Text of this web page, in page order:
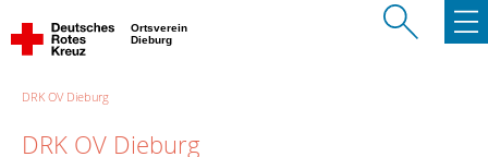
Ortsverein
Dieburg
DRK OV Dieburg
DRK OV Dieburg